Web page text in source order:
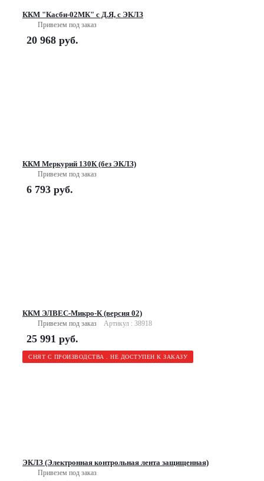
ККМ "Касби-02МК" с Д.Я, с ЭКЛЗ
Привезем под заказ
20 968 руб.
ККМ Меркурий 130К (без ЭКЛЗ)
Привезем под заказ
6 793 руб.
ККМ ЭЛВЕС-Микро-К (версия 02)
Привезем под заказ Артикул : 38918
25 991 руб.
СНЯТ С ПРОИЗВОДСТВА . НЕ ДОСТУПЕН К ЗАКАЗУ
ЭКЛЗ (Электронная контрольная лента защищенная)
Привезем под заказ